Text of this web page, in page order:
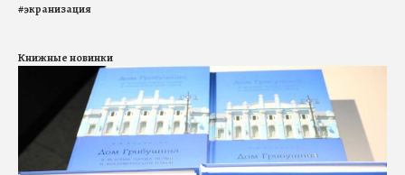
#экранизация
Книжные новинки